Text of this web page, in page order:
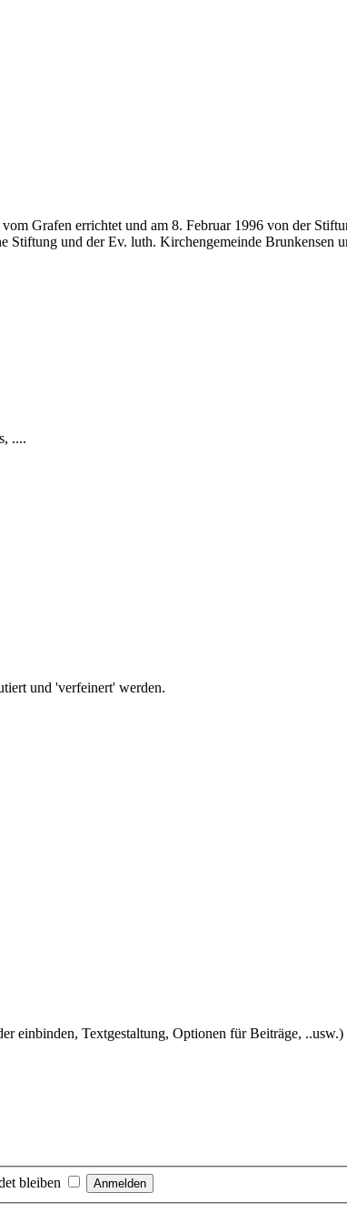
Grafen errichtet und am 8. Februar 1996 von der
und der Ev. luth. Kirchengemeinde Brunkensen
....
und 'verfeinert' werden.
einbinden, Textgestaltung, Optionen für Beiträge,
bleiben